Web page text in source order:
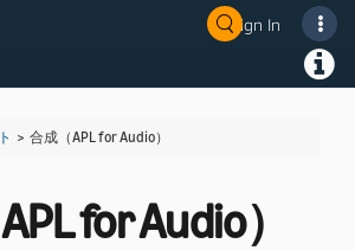
Sign In
> 合成（APL for Audio）
for Audio）